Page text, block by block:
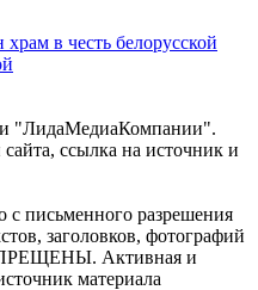
в честь белорусской
"ЛидаМедиаКомпании".
ссылка на источник и
с письменного разрешения
заголовков, фотографий
Активная и
материала